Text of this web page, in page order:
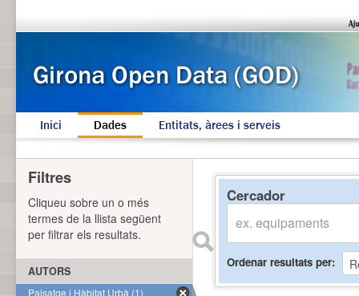
Inici Dades Entitats, àrees i serveis
Cercador
Ordenar resultats per
Filtres
Cliqueu sobre un o més
termes de la llista següent
per filtrar els resultats.
AUTORS
Paisatge i Hàbitat Urbà (1)